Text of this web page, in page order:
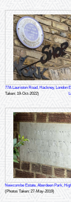
77A Lauriston Road, Hackney, London
Taken: 19-Oct-2022)
Newcombe Estate, Aberdeen Park,
(Photos Taken: 27-May-2019)